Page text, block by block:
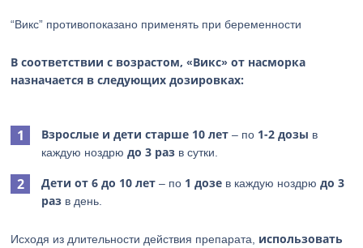
“Викс” противопоказано применять при беременности
В соответствии с возрастом, «Викс» от насморка
назначается в следующих дозировках:
Взрослые и дети старше 10 лет – по 1-2 дозы в
каждую ноздрюдо 3 раз в сутки.
Дети от 6 до 10 лет – по 1 дозе в каждую ноздрюдо 3
раз в день.
Исходя из длительности действия препарата, использовать